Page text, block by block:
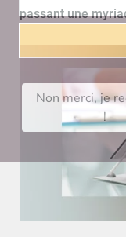
passant une
Non merci, je
!